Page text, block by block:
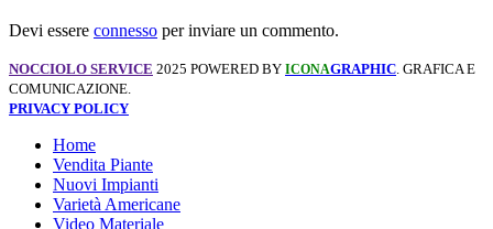
Devi essere connesso per inviare un commento.
NOCCIOLO SERVICE 2025 POWERED BY ICONAGRAPHIC . GRAFICA E
COMUNICAZIONE.
PRIVACY POLICY
Home
Vendita Piante
Nuovi Impianti
Varietà Americane
Video Materiale